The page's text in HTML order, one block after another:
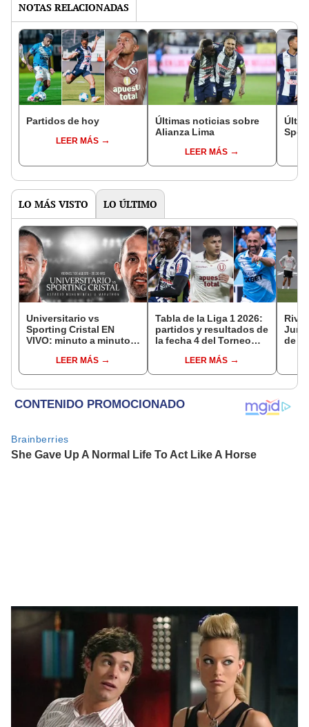
NOTAS RELACIONADAS
Partidos de hoy
LEER MÁS
Últimas noticias sobre
Alianza Lima
LEER MÁS
LO MÁS VISTO LO ÚLTIMO
Universitario vs
Sporting Cristal EN
VIVO: minuto a minuto
Clausura de la Liga 1
2026
LEER MÁS
Tabla de la Liga 1 2026:
partidos y resultados de
la fecha 4 del Torneo
del Acumulado
LEER MÁS
de